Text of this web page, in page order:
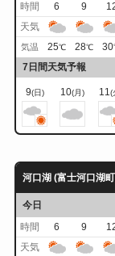
時間
6 9
天気
気温 25℃ 28℃ 30
7日間天気予報
9(日) 10(月) 11(
河口湖 (富士河口湖
今日
時間
6 9
天気